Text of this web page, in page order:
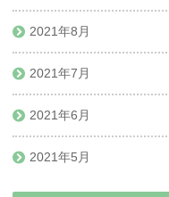
2021年8月
2021年7月
2021年6月
2021年5月